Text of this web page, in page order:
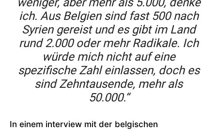
ich. Aus Belgien sind fast 500 nach
Syrien gereist und es gibt im Land
rund 2.000 oder mehr Radikale. Ich
würde mich nicht auf eine
spezifische Zahl einlassen, doch es
sind Zehntausende, mehr als
50.000.“
In einem interview mit der belgischen